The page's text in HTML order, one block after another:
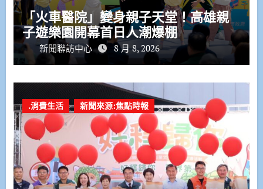
「火車醫院」變身親子天堂！高雄親
子遊樂園開幕首日人潮爆棚
新聞聯訪中心 8 月 8, 2026
.消費生活 新聞來源:焦點時報